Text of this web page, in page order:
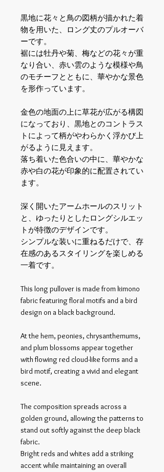
黒地に花々と鳥の図柄が描かれた着
物を用いた、ロング丈のプルオーバ
ーです。
裾には牡丹や菊、梅などの花々が重
なり合い、赤い雲のような模様や鳥
のモチーフとともに、華やかな景色
を形作っています。
金色の地面の上に草花が広がる構図
になっており、黒地とのコントラス
トによって柄がやわらかく浮かび上
がるように見えます。
落ち着いた色合いの中に、華やかな
赤や白の花が印象的に配置されてい
ます。
深く開いたアームホールのスリット
と、ゆったりとしたロングシルエッ
トが特徴のデザインです。
シンプルな装いに重ねるだけで、存
在感のあるスタイリングを楽しめる
一着です。
This long pullover is made from kimono
fabric featuring floral motifs and a bird
design on a black background.
At the hem, peonies, chrysanthemums,
and plum blossoms appear together
with flowing red cloud-like forms and a
bird motif, creating a vivid and elegant
scene.
The composition spreads across a
golden ground, allowing the patterns to
stand out softly against the deep black
fabric.
Bright reds and whites add a striking
accent while maintaining an overall